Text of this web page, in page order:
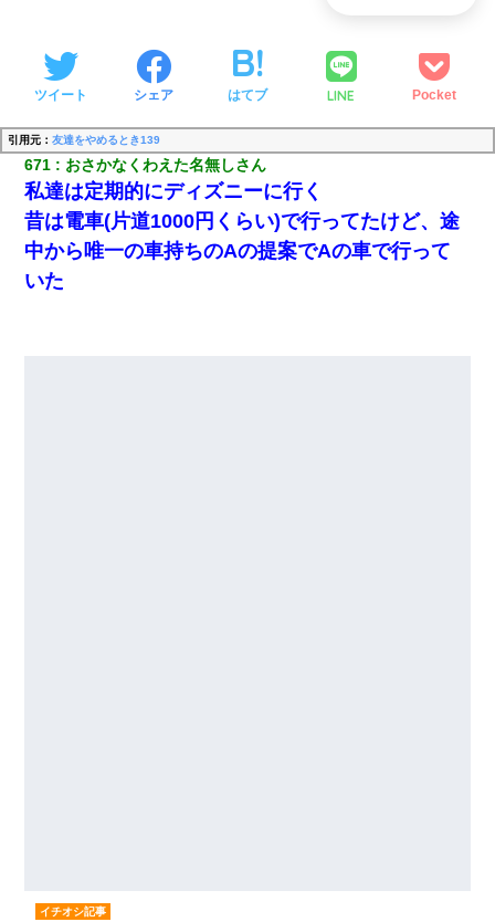
ツイート シェア はてブ LINE Pocket
引用元： 友達をやめるとき139
671 おさかなくわえた名無しさん
私達は定期的にディズニーに行く
昔は電車(片道1000円くらい)で行ってたけど、途
中から唯一の車持ちのAの提案でAの車で行って
いた